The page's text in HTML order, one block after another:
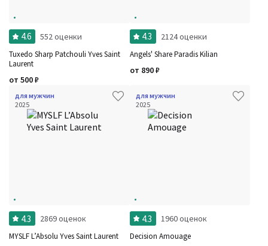
Для: для мужчин Для: унисекс
Сбросить
Цена
4.6 552 оценки
Tuxedo Sharp Patchouli Yves Saint
Laurent
от 500₽
4.3 2124 оценки
Angels' Share Paradis Kilian
от 890₽
для мужчин
2025
4.3 2869 оценок
MYSLF L’Absolu Yves Saint Laurent
для мужчин
2025
4.3 1960 оценок
Decision Amouage